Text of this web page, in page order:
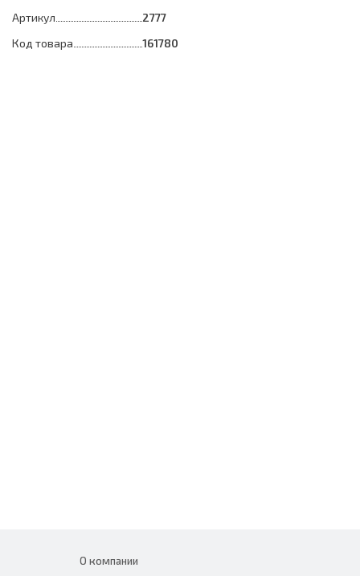
Артикул
2777
Код товара
161780
О компании